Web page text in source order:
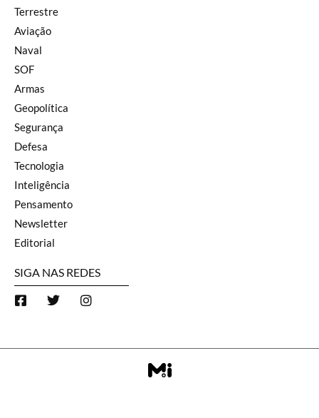
Terrestre
Aviação
Naval
SOF
Armas
Geopolítica
Segurança
Defesa
Tecnologia
Inteligência
Pensamento
Newsletter
Editorial
SIGA NAS REDES